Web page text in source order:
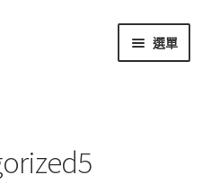
選單